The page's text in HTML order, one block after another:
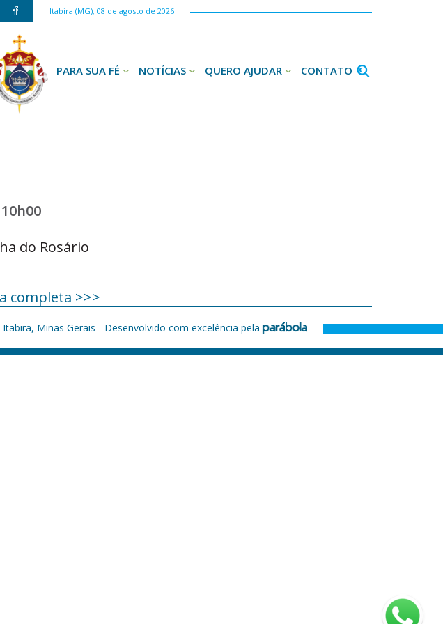
Itabira (MG), 08 de agosto de 2026
PARA SUA FÉ NOTÍCIAS QUERO AJUDAR CONTATO
do Rosário
completa >>>
Minas Gerais - Desenvolvido com excelência pela